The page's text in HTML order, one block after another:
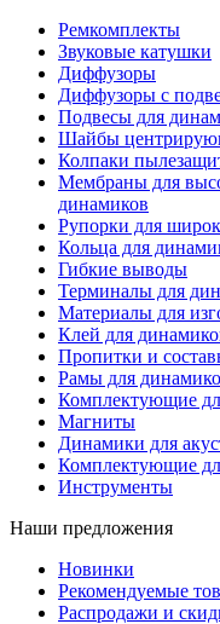
Ремкомплекты
Звуковые катушки
Диффузоры
Диффузоры с
Подвесы для
Шайбы
Колпаки
Мембраны для
динамиков
Рупорки для
Кольца для
Гибкие выводы
Терминалы для
Материалы для
Клей для
Пропитки и
Рамы для
Комплектующие
Магниты
Динамики для
Комплектующие
Инструменты
Наши предложения
Новинки
Рекомендуемые
Распродажи и